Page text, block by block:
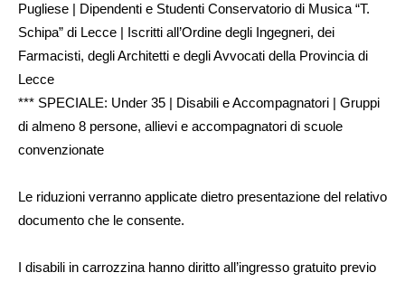
Pugliese | Dipendenti e Studenti Conservatorio di Musica “T.
Schipa” di Lecce | Iscritti all’Ordine degli Ingegneri, dei
Farmacisti, degli Architetti e degli Avvocati della Provincia di
Lecce
*** SPECIALE: Under 35 | Disabili e Accompagnatori | Gruppi
di almeno 8 persone, allievi e accompagnatori di scuole
convenzionate
Le riduzioni verranno applicate dietro presentazione del relativo
documento che le consente.
I disabili in carrozzina hanno diritto all’ingresso gratuito previo